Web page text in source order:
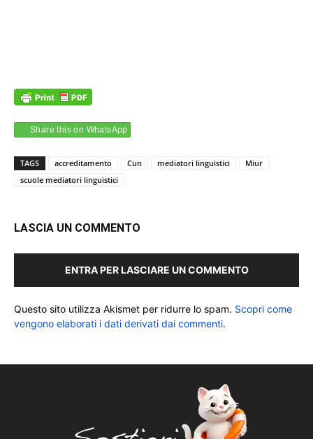
Share this on WhatsApp
TAGS accreditamento Cun mediatori linguistici
Miur
scuole mediatori linguistici
LASCIA UN COMMENTO
ENTRA PER LASCIARE UN COMMENTO
Questo sito utilizza Akismet per ridurre lo spam. Scopri come
vengono elaborati i dati derivati dai commenti.